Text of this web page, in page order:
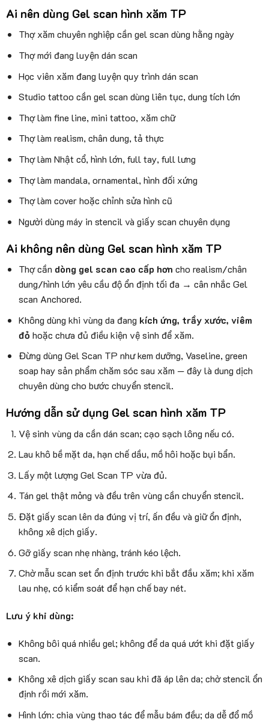
Ai nên dùng Gel scan hình xăm TP
Thợ xăm chuyên nghiệp cần gel scan dùng hằng ngày
Thợ mới đang luyện dán scan
Học viên xăm đang luyện quy trình dán scan
Studio tattoo cần gel scan dùng liên tục, dung tích lớn
Thợ làm fine line, mini tattoo, xăm chữ
Thợ làm realism, chân dung, tả thực
Thợ làm Nhật cổ, hình lớn, full tay, full lưng
Thợ làm mandala, ornamental, hình đối xứng
Thợ làm cover hoặc chỉnh sửa hình cũ
Người dùng máy in stencil và giấy scan chuyên dụng
Ai không nên dùng Gel scan hình xăm TP
Thợ cần dòng gel scan cao cấp hơn cho realism/chân
dung/hình lớn yêu cầu độ ổn định tối đa → cân nhắc Gel
scan Anchored.
Không dùng khi vùng da đang kích ứng, trầy xước, viêm
đỏ hoặc chưa đủ điều kiện vệ sinh để xăm.
Đừng dùng Gel Scan TP như kem dưỡng, Vaseline, green
soap hay sản phẩm chăm sóc sau xăm — đây là dung dịch
chuyên dùng cho bước chuyển stencil.
Hướng dẫn sử dụng Gel scan hình xăm TP
Vệ sinh vùng da cần dán scan; cạo sạch lông nếu có.
Lau khô bề mặt da, hạn chế dầu, mồ hôi hoặc bụi bẩn.
Lấy một lượng Gel Scan TP vừa đủ.
Tán gel thật mỏng và đều trên vùng cần chuyển stencil.
Đặt giấy scan lên da đúng vị trí, ấn đều và giữ ổn định,
không xê dịch giấy.
Gỡ giấy scan nhẹ nhàng, tránh kéo lệch.
Chờ mẫu scan set ổn định trước khi bắt đầu xăm; khi xăm
lau nhẹ, có kiểm soát để hạn chế bay nét.
Lưu ý khi dùng:
Không bôi quá nhiều gel; không để da quá ướt khi đặt giấy
scan.
Không xê dịch giấy scan sau khi đã áp lên da; chờ stencil ổn
định rồi mới xăm.
Hình lớn: chia vùng thao tác để mẫu bám đều; da dễ đổ mồ